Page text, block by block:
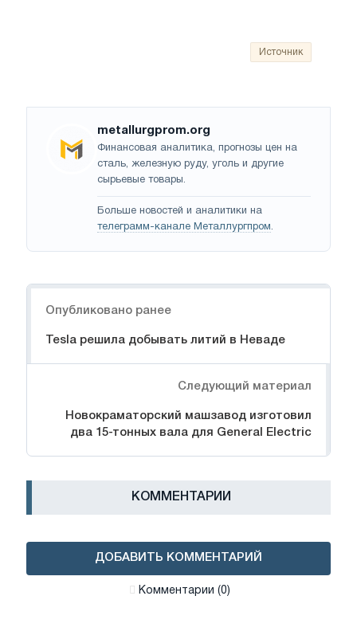
Источник
metallurgprom.org
Финансовая аналитика, прогнозы цен на
сталь, железную руду, уголь и другие
сырьевые товары.
Больше новостей и аналитики на
телеграмм-канале Металлургпром.
Опубликовано ранее
Tesla решила добывать литий в Неваде
Следующий материал
Новокраматорский машзавод изготовил
два 15-тонных вала для General Electric
КОММЕНТАРИИ
ДОБАВИТЬ КОММЕНТАРИЙ
Комментарии (0)